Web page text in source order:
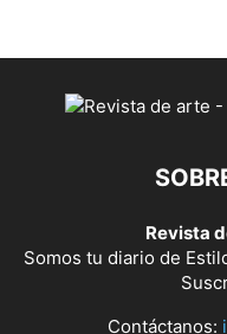
Revista
Somos tu diario de
Contáctanos: